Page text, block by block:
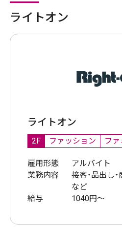
ライトオン
ライトオン
2F ファッション ファ
雇用形態
アルバイト
業務内容
接客・品出し
など
給与
1040円～